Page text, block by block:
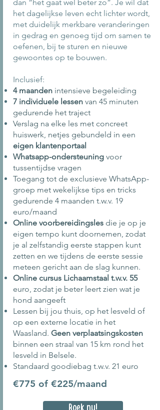
dan “het gaat wel beter zo”. Je wil dat
het dagelijkse leven echt lichter wordt,
met duidelijk merkbare veranderingen
in gedrag en genoeg tijd om samen te
oefenen, bij te sturen en nieuwe
gewoontes op te bouwen.​
Inclusief:
4 maanden intensieve begeleiding
7 individuele lessen van 45 minuten
gedurende het traject
Verslag na elke les met concreet
huiswerk, netjes gebundeld in een
eigen klantenportaal
Whatsapp-ondersteuning voor
tussentijdse vragen
Toegang tot de exclusieve WhatsApp-
groep met wekelijkse tips en tricks
gedurende 4 maanden t.w.v. 19
euro/maand
Online voorbereidingsles die je op je
eigen tempo kunt doornemen, zodat
je al zelfstandig eerste stappen kunt
zetten en we tijdens de eerste sessie
meteen gericht aan de slag kunnen.
Online cursus Lichaamstaal t.w.v. 55
euro, zodat je beter leert zien wat je
hond aangeeft
Lessen bij jou thuis, op het lesveld of
op een externe locatie in het
Waasland. Geen verplaatsingskosten
binnen een straal van 15 km rond het
lesveld in Belsele.
Standaard goodiebag t.w.v. 21 euro
€775 of €225/maand
Boek nu!